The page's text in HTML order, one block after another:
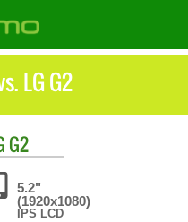
LG G2
G2
5.2"
(1920x1080)
IPS LCD